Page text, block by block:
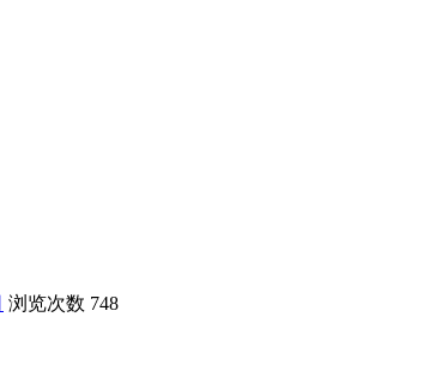
浏览次数 748